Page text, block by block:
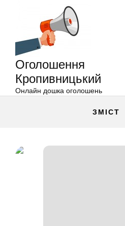
Оголошення
Кропивницький
Онлайн дошка оголошень
ЗМІСТ